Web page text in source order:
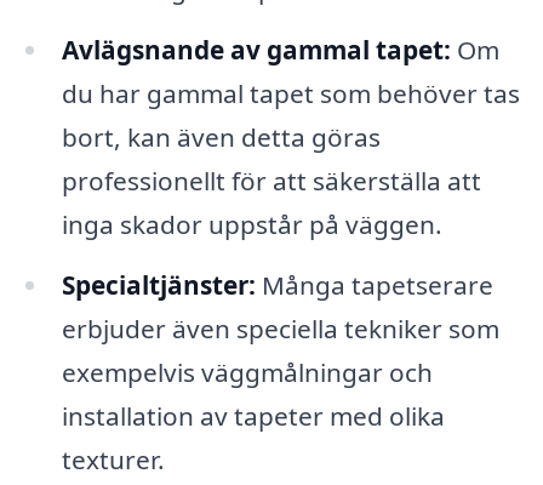
Avlägsnande av gammal tapet: Om
du har gammal tapet som behöver tas
bort, kan även detta göras
professionellt för att säkerställa att
inga skador uppstår på väggen.
Specialtjänster: Många tapetserare
erbjuder även speciella tekniker som
exempelvis väggmålningar och
installation av tapeter med olika
texturer.